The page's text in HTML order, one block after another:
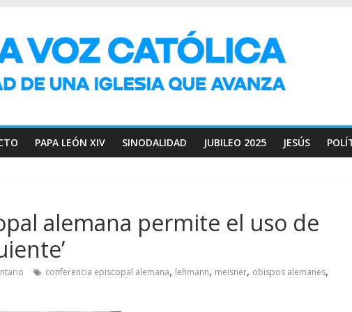
PAPA LEÓN XIV SINODALIDAD JUBILEO 2025 JESÚS
alemana permite el uso de
conferencia episcopal alemana, lehmann, meisner, obispos alemanes,